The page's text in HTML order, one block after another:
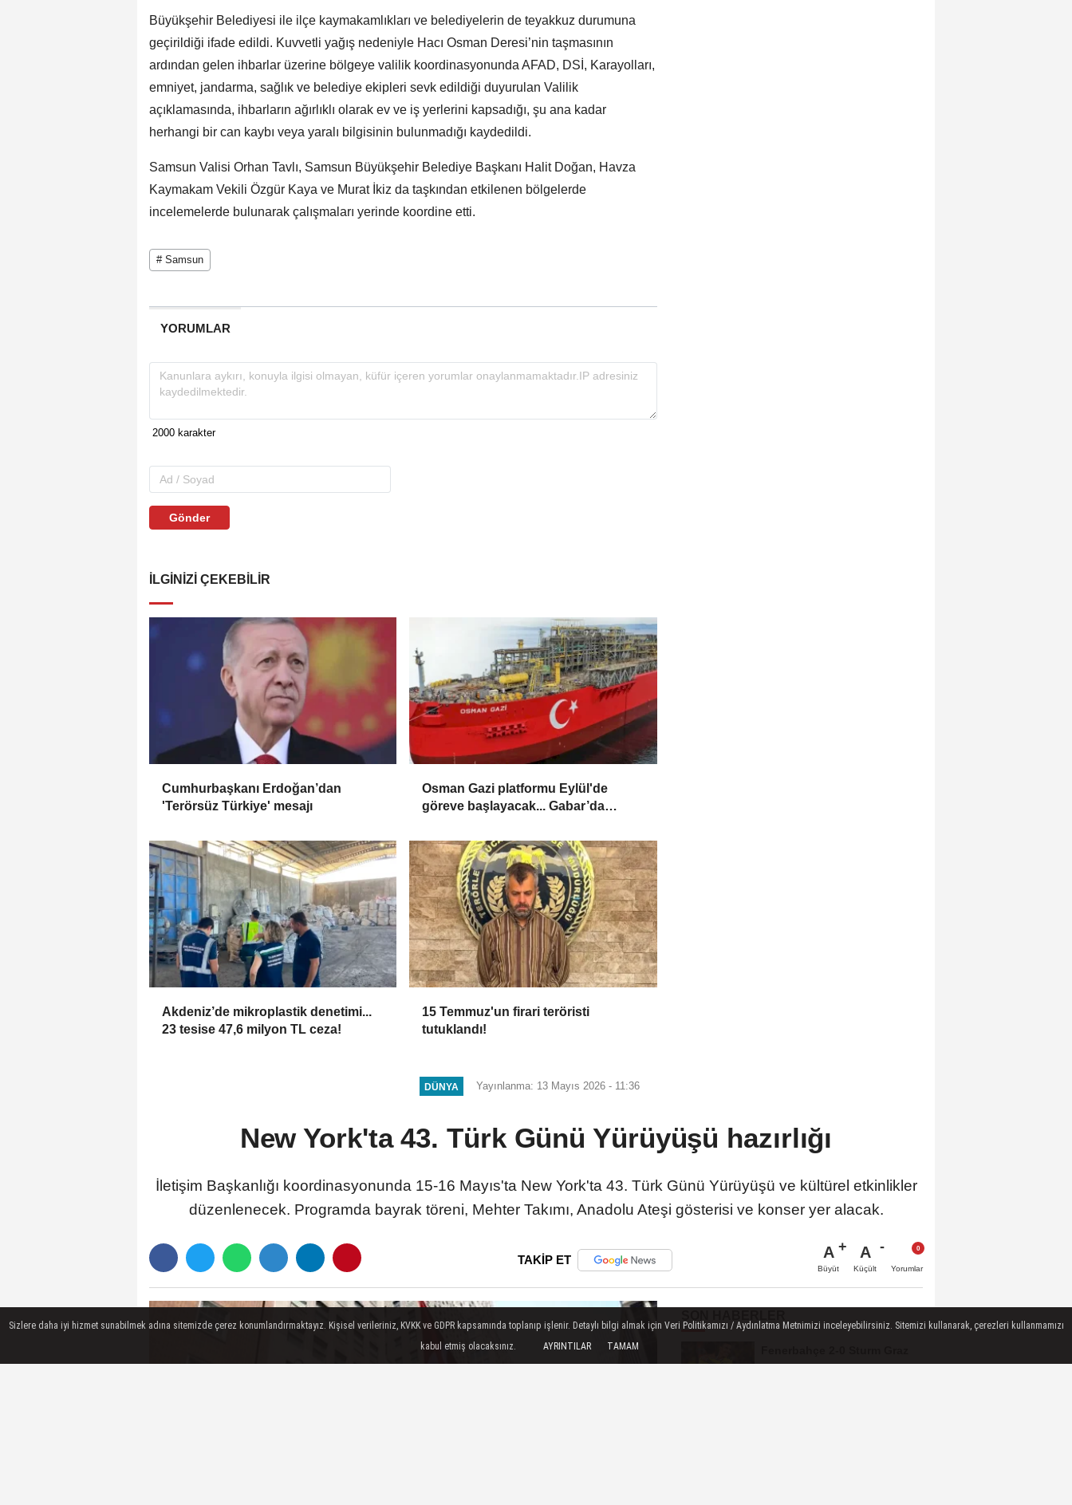
Büyükşehir Belediyesi ile ilçe kaymakamlıkları ve belediyelerin de teyakkuz durumuna
geçirildiği ifade edildi. Kuvvetli yağış nedeniyle Hacı Osman Deresi’nin taşmasının
ardından gelen ihbarlar üzerine bölgeye valilik koordinasyonunda AFAD, DSİ, Karayolları,
emniyet, jandarma, sağlık ve belediye ekipleri sevk edildiği duyurulan Valilik
açıklamasında, ihbarların ağırlıklı olarak ev ve iş yerlerini kapsadığı, şu ana kadar
herhangi bir can kaybı veya yaralı bilgisinin bulunmadığı kaydedildi.
Samsun Valisi Orhan Tavlı, Samsun Büyükşehir Belediye Başkanı Halit Doğan, Havza
Kaymakam Vekili Özgür Kaya ve Murat İkiz da taşkından etkilenen bölgelerde
incelemelerde bulunarak çalışmaları yerinde koordine etti.
# Samsun
YORUMLAR
Gönder
İLGINIZI ÇEKEBILIR
Cumhurbaşkanı Erdoğan’dan
'Terörsüz Türkiye' mesajı
Osman Gazi platformu Eylül'de
göreve başlayacak... Gabar’da
varile ulaştı
Akdeniz’de mikroplastik denetimi...
23 tesise 47,6 milyon TL ceza!
15 Temmuz'un firari teröristi
tutuklandı!
DÜNYA Yayınlanma: 13 Mayıs 2026 - 11:36
New York'ta 43. Türk Günü Yürüyüşü hazırlığı
İletişim Başkanlığı koordinasyonunda 15-16 Mayıs'ta New York'ta 43. Türk Günü Yürüyüşü ve kültürel etkinlikler
düzenlenecek. Programda bayrak töreni, Mehter Takımı, Anadolu Ateşi gösterisi ve konser yer alacak.
TAKİP ET A
Büyüt
A
Küçült Yorumlar
(Maç Sonucu) Fener, tur
Sizlere daha iyi hizmet sunabilmek adına sitemizde çerez konumlandırmaktayız. Kişisel verileriniz, KVKK ve GDPR kapsamında toplanıp işlenir. Detaylı bilgi almak için Veri Politikamızı / Aydınlatma Metnimizi inceleyebilirsiniz. Sitemizi kullanarak, çerezleri kullanmamızı
kabul etmiş olacaksınız.
AYRINTILAR TAMAM